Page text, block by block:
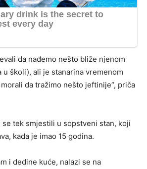
da nađemo nešto bliže njenom
u školi), ali je stanarina vremenom
da tražimo nešto jeftinije“, priča
se tek smjestili u sopstveni stan, koji
kada je imao 15 godina.
i dedine kuće, nalazi se na